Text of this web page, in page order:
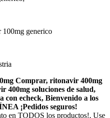
generico
Comprar, ritonavir 400mg
400mg soluciones de salud,
con echeck, Bienvenido a los
¡Pedidos seguros!
en TODOS los productos!, Use